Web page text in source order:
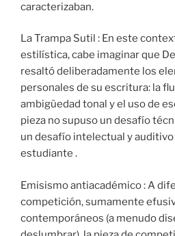
caracterizaban.
La Trampa Sutil : En este
estilística, cabe imaginar que
resaltó deliberadamente los
personales de su escritura: la
ambigüedad tonal y el uso de
pieza no supuso un desafío
un desafío intelectual y auditivo
estudiante .
Emisismo antiacadémico : A
competición, sumamente
contemporáneos (a menudo